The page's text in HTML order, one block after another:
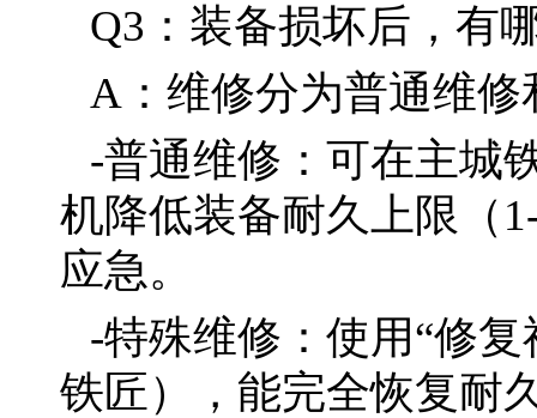
Q3：装备损坏后，有
A：维修分为普通维
-普通维修：可在主城
机降低装备耐久上限（
应急。
-特殊维修：使用“修
铁匠），能完全恢复耐